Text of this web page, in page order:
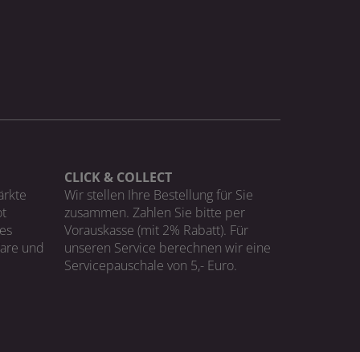
und
CLICK & COLLECT
Wir stellen Ihre Bestellung für Sie
zusammen. Zahlen Sie bitte per
Vorauskasse (mit 2% Rabatt). Für
unseren Service berechnen wir eine
Servicepauschale von 5,- Euro.